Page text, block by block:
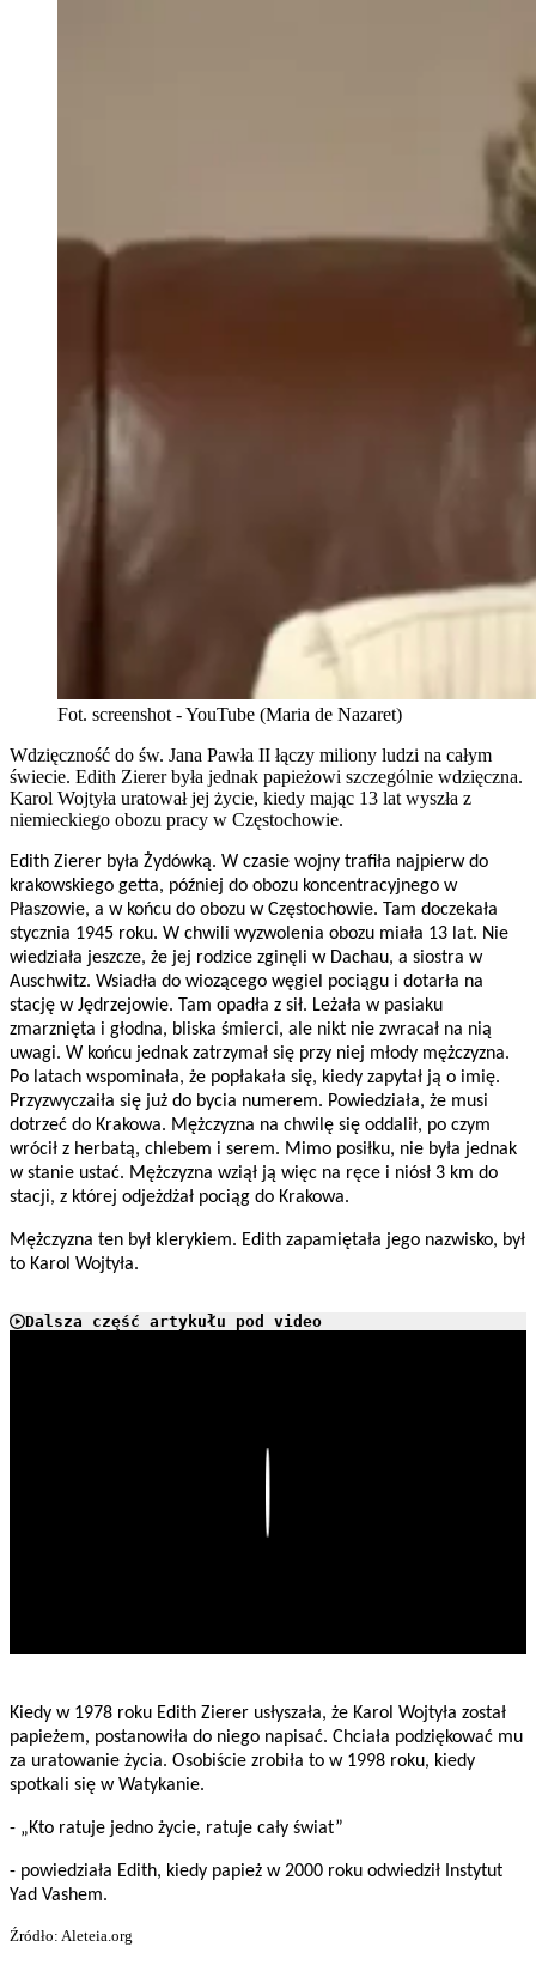
Fot. screenshot - YouTube (Maria de Nazaret)
Wdzięczność do św. Jana Pawła II łączy miliony ludzi na całym
świecie. Edith Zierer była jednak papieżowi szczególnie wdzięczna.
Karol Wojtyła uratował jej życie, kiedy mając 13 lat wyszła z
niemieckiego obozu pracy w Częstochowie.
Edith Zierer była Żydówką. W czasie wojny trafiła najpierw do
krakowskiego getta, później do obozu koncentracyjnego w
Płaszowie, a w końcu do obozu w Częstochowie. Tam doczekała
stycznia 1945 roku. W chwili wyzwolenia obozu miała 13 lat. Nie
wiedziała jeszcze, że jej rodzice zginęli w Dachau, a siostra w
Auschwitz. Wsiadła do wiozącego węgiel pociągu i dotarła na
stację w Jędrzejowie. Tam opadła z sił. Leżała w pasiaku
zmarznięta i głodna, bliska śmierci, ale nikt nie zwracał na nią
uwagi. W końcu jednak zatrzymał się przy niej młody mężczyzna.
Po latach wspominała, że popłakała się, kiedy zapytał ją o imię.
Przyzwyczaiła się już do bycia numerem. Powiedziała, że musi
dotrzeć do Krakowa. Mężczyzna na chwilę się oddalił, po czym
wrócił z herbatą, chlebem i serem. Mimo posiłku, nie była jednak
w stanie ustać. Mężczyzna wziął ją więc na ręce i niósł 3 km do
stacji, z której odjeżdżał pociąg do Krakowa.
Mężczyzna ten był klerykiem. Edith zapamiętała jego nazwisko, był
to Karol Wojtyła.
Dalsza część artykułu pod video
Kiedy w 1978 roku Edith Zierer usłyszała, że Karol Wojtyła został
papieżem, postanowiła do niego napisać. Chciała podziękować mu
za uratowanie życia. Osobiście zrobiła to w 1998 roku, kiedy
spotkali się w Watykanie.
- „Kto ratuje jedno życie, ratuje cały świat”
- powiedziała Edith, kiedy papież w 2000 roku odwiedził Instytut
Yad Vashem.
Źródło: Aleteia.org